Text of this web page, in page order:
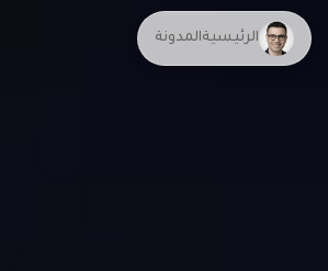
الرئيسيةالمدونة